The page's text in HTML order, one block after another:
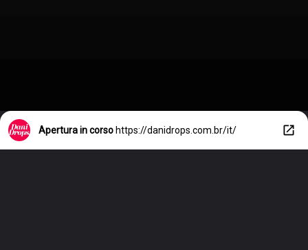
Apertura in corso https://danidrops.com.br/it/